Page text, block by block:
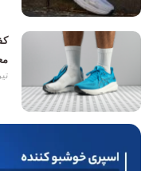
تیر 16, 1404